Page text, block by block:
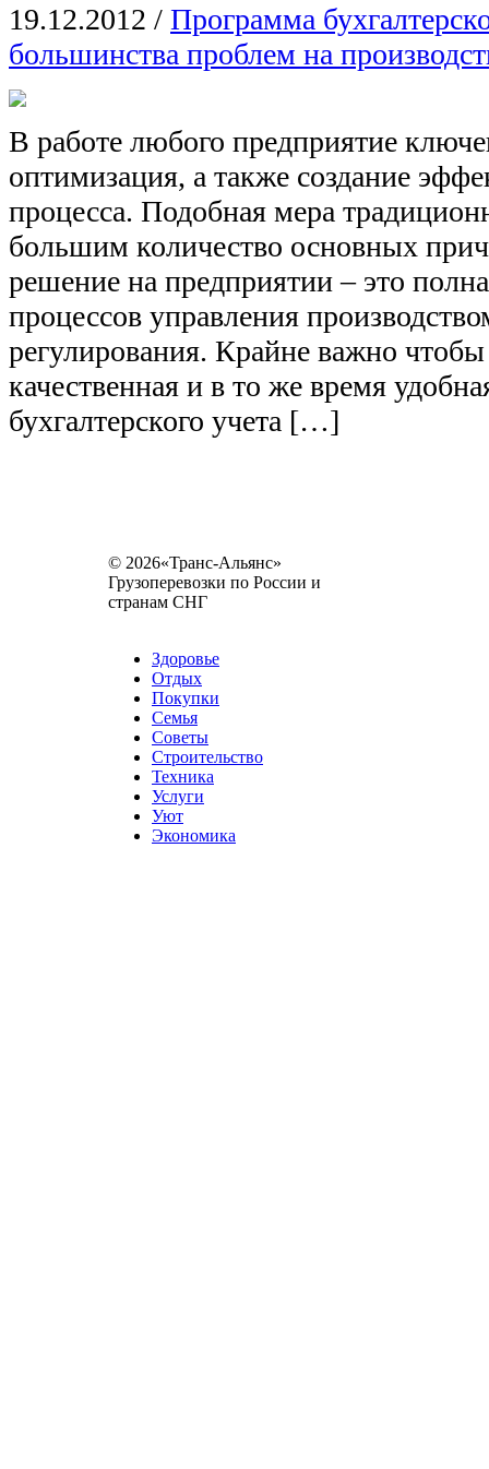
19.12.2012 / Программа
большинства проблем на
В работе любого предприятие
оптимизация, а также создание
процесса. Подобная мера
большим количество основных
решение на предприятии – это
процессов управления
регулирования. Крайне важно чтобы
качественная и в то же время
бухгалтерского учета […]
© 2026«Транс-Альянс»
Грузоперевозки по России и
странам СНГ
Здоровье
Отдых
Покупки
Семья
Советы
Строительство
Техника
Услуги
Уют
Экономика